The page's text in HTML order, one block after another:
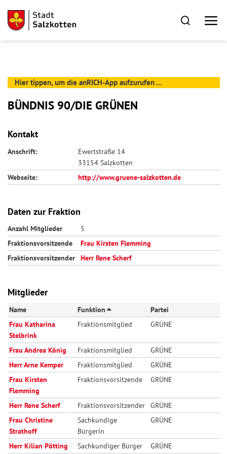
Hier tippen, um die anRICH-App aufzurufen ...
BÜNDNIS 90/DIE GRÜNEN
Kontakt
Anschrift:
Ewertstraße 14
33154 Salzkotten
Webseite:
http://www.gruene-salzkotten.de
Daten zur Fraktion
Anzahl Mitglieder
5
Fraktionsvorsitzende
Frau Kirsten Flemming
Fraktionsvorsitzender
Herr Rene Scherf
Mitglieder
Name Funktion
Partei
Frau Katharina
Stelbrink
Fraktionsmitglied GRÜNE
Frau Andrea König Fraktionsmitglied
GRÜNE
Herr Arne Kemper
Fraktionsmitglied
GRÜNE
Frau Kirsten
Flemming
Fraktionsvorsitzende GRÜNE
Herr Rene Scherf Fraktionsvorsitzender
GRÜNE
Frau Christine
Strathoff
Sachkundige
Bürgerin
GRÜNE
Herr Kilian Pötting Sachkundiger Bürger GRÜNE